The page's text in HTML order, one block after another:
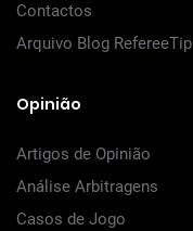
Contactos
Arquivo Blog RefereeTip
Opinião
Artigos de Opinião
Análise Arbitragens
Casos de Jogo